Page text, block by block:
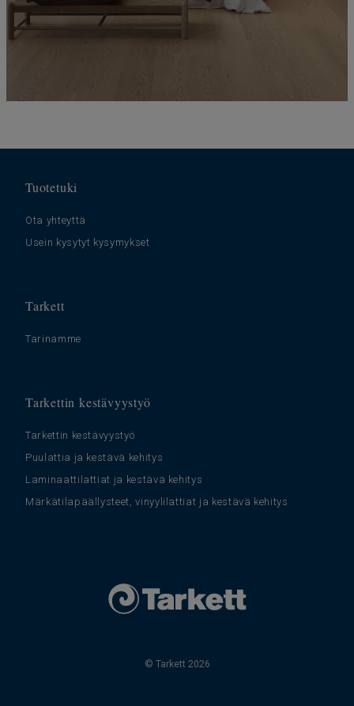
Tuotetuki
Ota yhteyttä
Usein kysytyt kysymykset
Tarkett
Tarinamme
Tarkettin kestävyystyö
Tarkettin kestävyystyö
Puulattia ja kestävä kehitys
Laminaattilattiat ja kestävä kehitys
Märkätilapäällysteet, vinyylilattiat ja kestävä kehitys
© Tarkett 2026